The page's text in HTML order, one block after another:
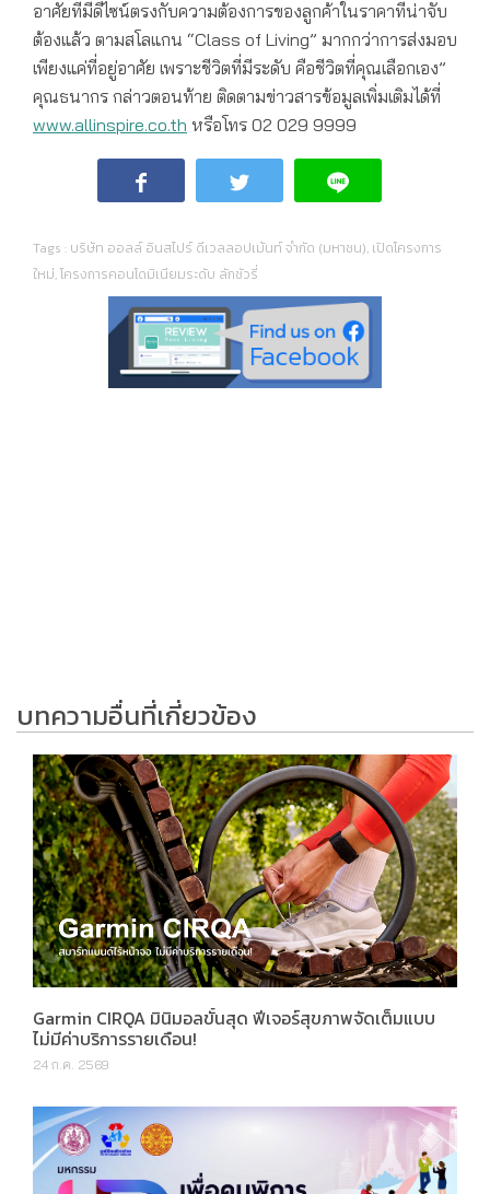
อาศัยที่มีดีไซน์ตรงกับความต้องการของลูกค้าในราคาที่น่าจับ
ต้องแล้ว ตามสโลแกน “Class of Living” มากกว่าการส่งมอบ
เพียงแค่ที่อยู่อาศัย เพราะชีวิตที่มีระดับ คือชีวิตที่คุณเลือกเอง”
คุณธนากร กล่าวตอนท้าย ติดตามข่าวสารข้อมูลเพิ่มเติมได้ที่
www.allinspire.co.th หรือโทร 02 029 9999
Tags : บริษัท ออลล์ อินสไปร์ ดีเวลลอปเม้นท์ จำกัด (มหาชน), เปิดโครงการ
ใหม่,โครงการคอนโดมิเนียมระดับ ลักชัวรี่
บทความอื่นที่เกี่ยวข้อง
Garmin CIRQA มินิมอลขั้นสุด ฟีเจอร์สุขภาพจัดเต็มแบบ
ไม่มีค่าบริการรายเดือน!
24 ก.ค. 2569